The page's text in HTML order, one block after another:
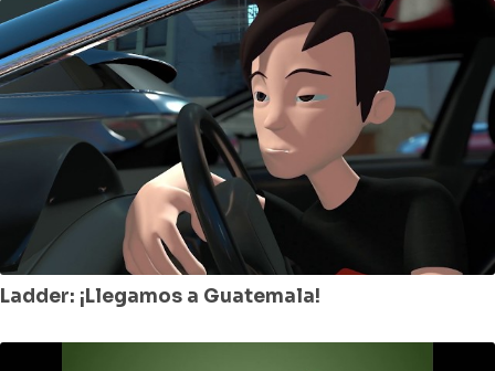
Ladder: ¡Llegamos a Guatemala!